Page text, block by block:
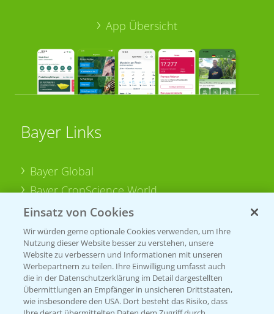
App Übersicht
Bayer Links
Bayer Global
Bayer CropScience World
Bayer Karriere
Bayer CropScience Austria
Bayer CropScience Schweiz
Presse
Vegetables Deutschland
Einsatz von Cookies
Wir würden gerne optionale Cookies verwenden, um Ihre
Nutzung dieser Website besser zu verstehen, unsere
Website zu verbessern und Informationen mit unseren
Werbepartnern zu teilen. Ihre Einwilligung umfasst auch
die in der Datenschutzerklärung im Detail dargestellten
Übermittlungen an Empfänger in unsicheren Drittstaaten,
wie insbesondere den USA. Dort besteht das Risiko, dass